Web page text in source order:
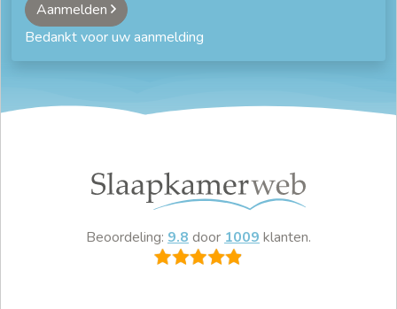
Aanmelden
Bedankt voor uw aanmelding
Beoordeling: 9.8 door 1009 klanten.